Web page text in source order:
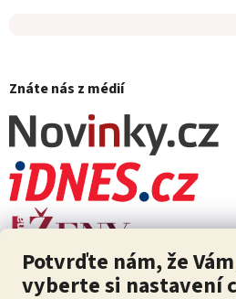
Potvrďte nám, že
vyberte si nastavení
Znáte nás z médií